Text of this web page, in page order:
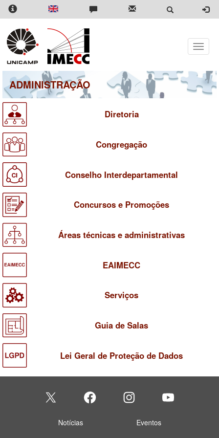
Pular
para
conteúdo
principal
Toggle
ADMINISTRAÇÃO
Diretoria
Congregação
Conselho Interdepartamental
Concursos e Promoções
Áreas técnicas e administrativas
EAIMECC
Serviços
Guia de Salas
Lei Geral de Proteção de Dados
Notícias Eventos